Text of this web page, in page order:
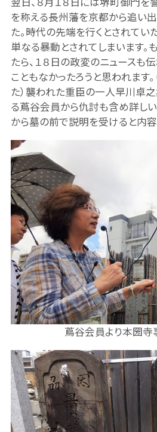
を称える長州藩を京都から追い
た。時代の先端を行くとされてい
単なる暴動とされてしまいます
たら、１８日の政変のニュースも
こともなかったろうと思われます
た）襲われた重臣の一人早川卓
る蔦谷会員から仇討も含め詳し
から墓の前で説明を受けると内容
蔦谷会員より本圀寺